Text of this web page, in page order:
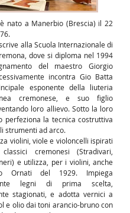
nato a Manerbio (Brescia) il 22
alla Scuola Internazionale di
dove si diploma nel 1994
del maestro Giorgio
incontra Gio Batta
esponente della liuteria
cremonese, e suo figlio
loro allievo. Sotto la loro
perfeziona la tecnica costruttiva
strumenti ad arco.
violini, viole e violoncelli ispirati
cremonesi (Stradivari,
e utilizza, per i violini, anche
Ornati del 1929. Impiega
legni di prima scelta,
stagionati, e adotta vernici a
e olio dai toni arancio-bruno con